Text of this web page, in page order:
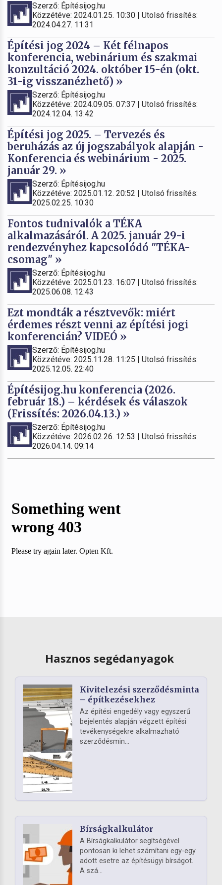
Szerző: Építésijog.hu
Közzétéve: 2024.01.25. 10:30 | Utolsó frissítés:
2024.04.27. 11:31
Építési jog 2024 – Két félnapos
konferencia, webinárium és szakmai
konzultáció 2024. október 15-én (okt.
31-ig visszanézhető) »
Szerző: Építésijog.hu
Közzétéve: 2024.09.05. 07:37 | Utolsó frissítés:
2024.12.04. 13:42
Építési jog 2025. – Tervezés és
beruházás az új jogszabályok alapján -
Konferencia és webinárium - 2025.
január 29. »
Szerző: Építésijog.hu
Közzétéve: 2025.01.12. 20:52 | Utolsó frissítés:
2025.02.25. 10:30
Fontos tudnivalók a TÉKA
alkalmazásáról. A 2025. január 29-i
rendezvényhez kapcsolódó "TÉKA-
csomag" »
Szerző: Építésijog.hu
Közzétéve: 2025.01.23. 16:07 | Utolsó frissítés:
2025.06.08. 12:43
Ezt mondták a résztvevők: miért
érdemes részt venni az építési jogi
konferencián? VIDEÓ »
Szerző: Építésijog.hu
Közzétéve: 2025.11.28. 11:25 | Utolsó frissítés:
2025.12.05. 22:40
Építésijog.hu konferencia (2026.
február 18.) – kérdések és válaszok
(Frissítés: 2026.04.13.) »
Szerző: Építésijog.hu
Közzétéve: 2026.02.26. 12:53 | Utolsó frissítés:
2026.04.14. 09:14
Hasznos segédanyagok
Kivitelezési szerződésminta
– építkezésekhez
Az építési engedély vagy egyszerű
bejelentés alapján végzett építési
tevékenységekre alkalmazható
szerződésmin...
Bírságkalkulátor
A Bírságkalkulátor segítségével
pontosan ki lehet számítani egy-egy
adott esetre az építésügyi bírságot.
A szá...